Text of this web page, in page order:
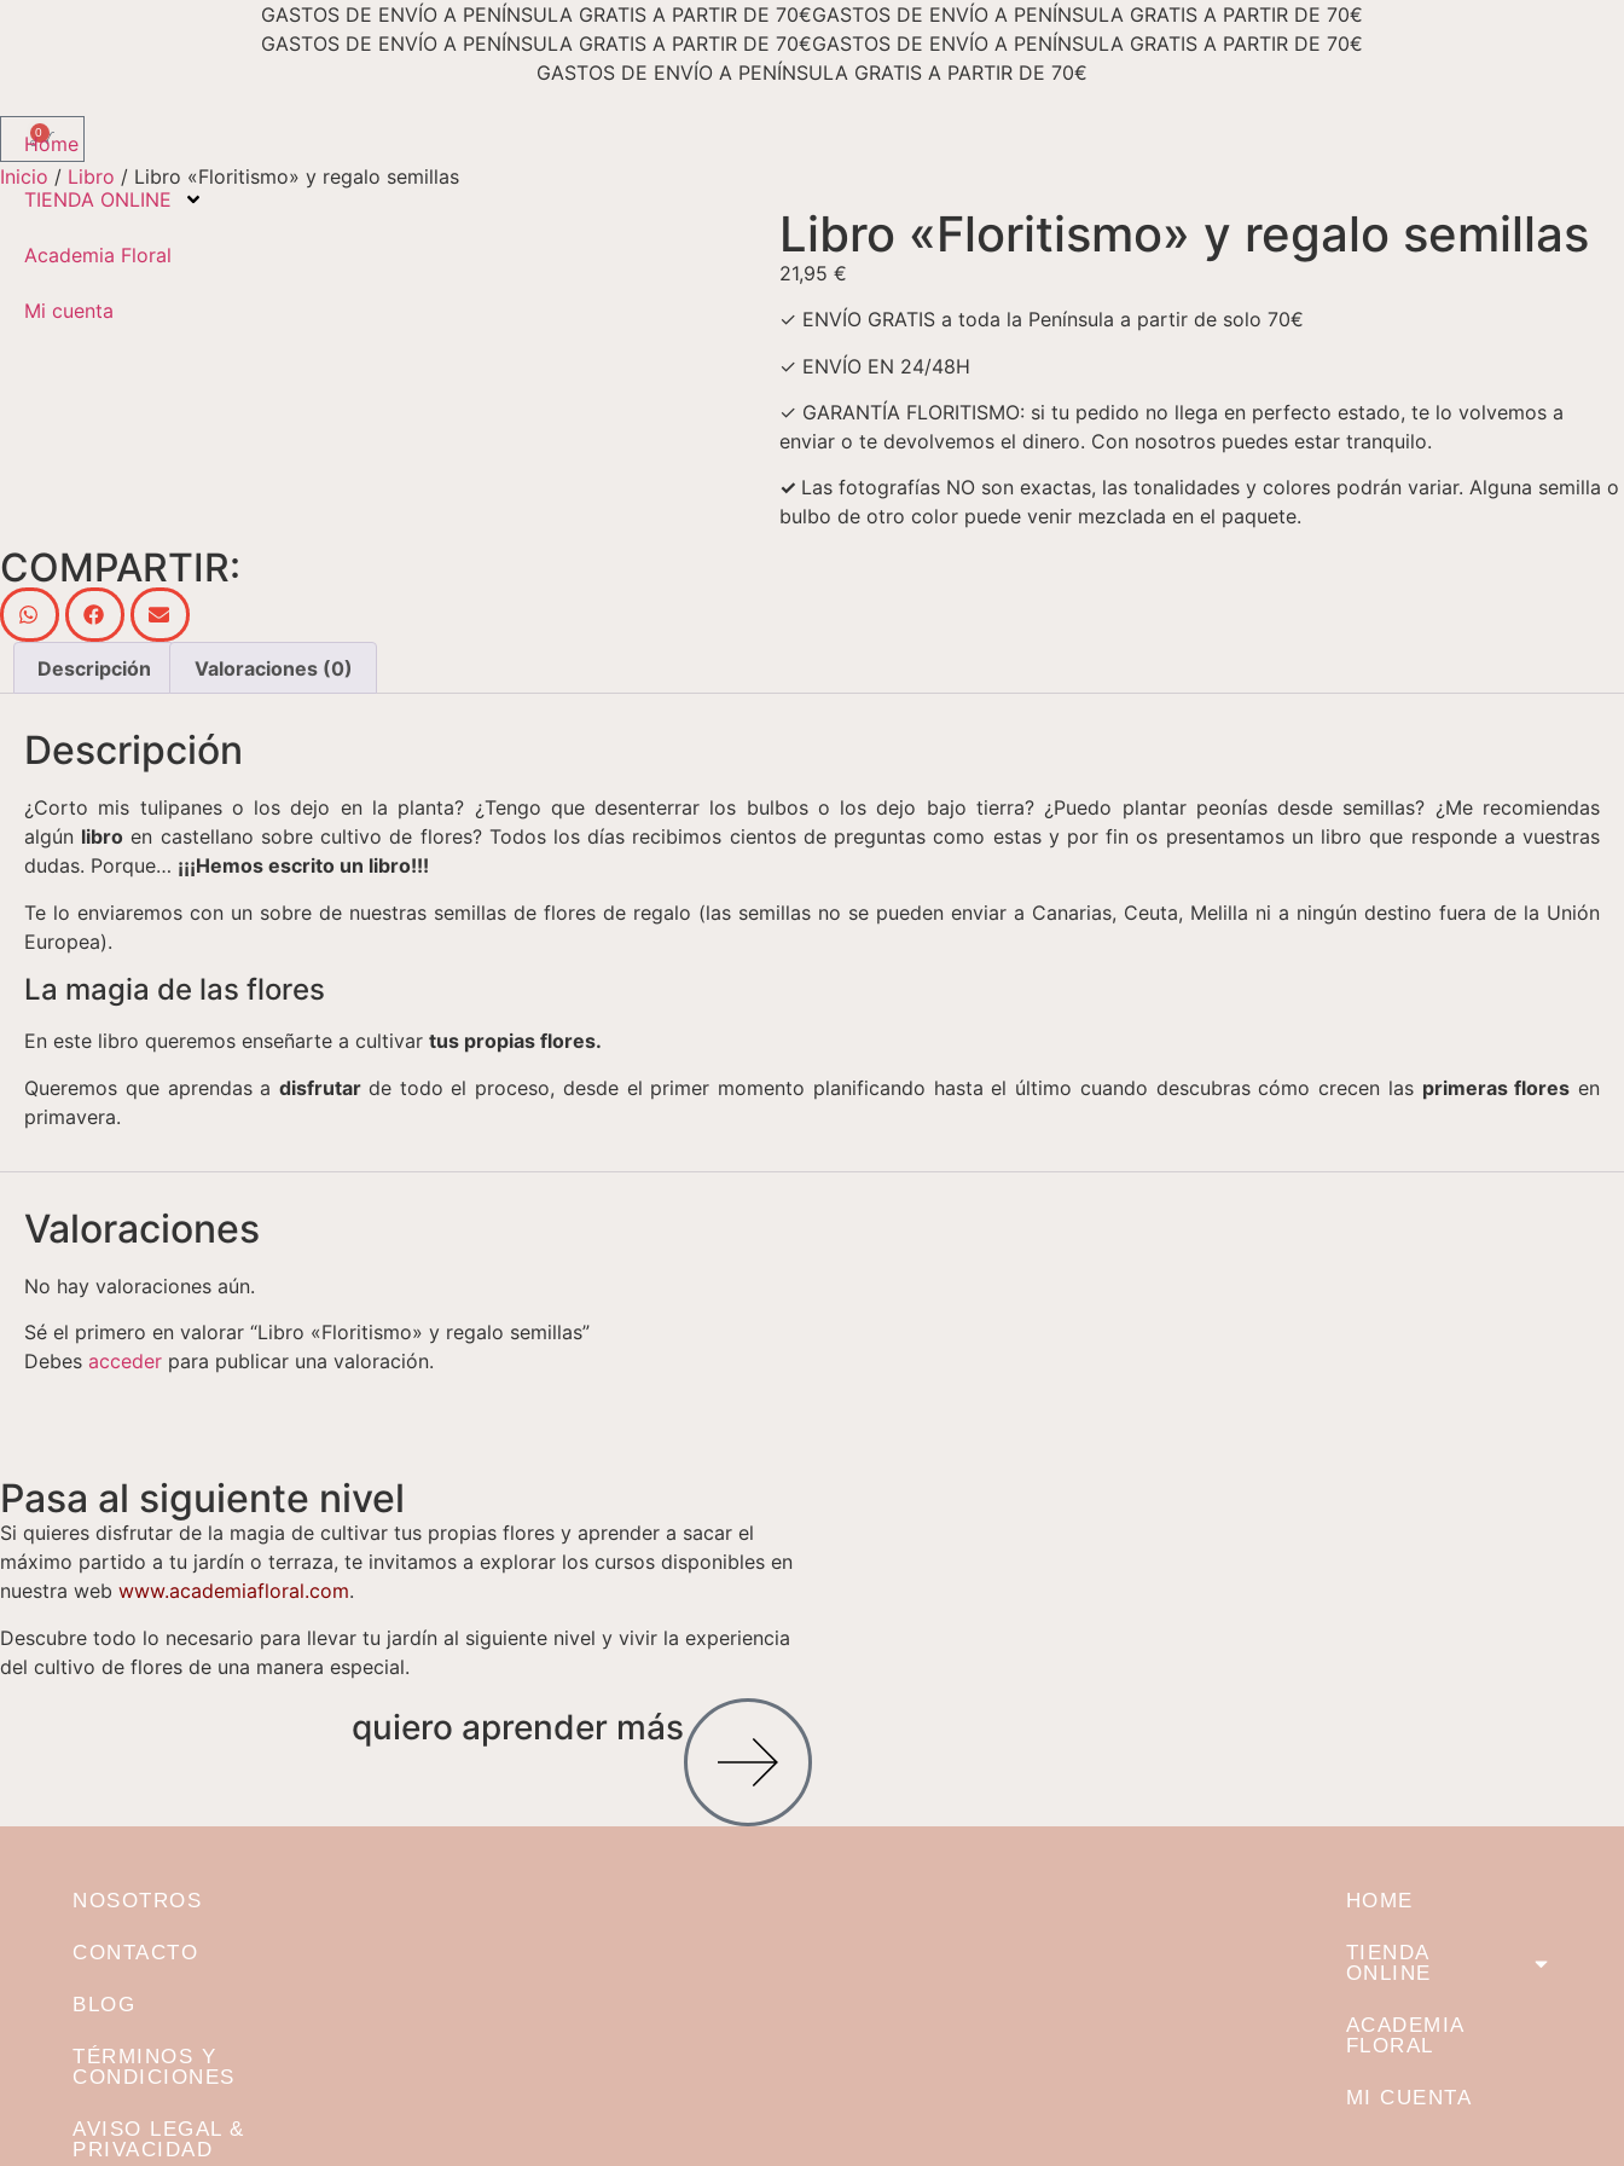
GASTOS DE ENVÍO A PENÍNSULA GRATIS A PARTIR DE 70€GASTOS DE ENVÍO A PENÍNSULA GRATIS A PARTIR DE 70€
GASTOS DE ENVÍO A PENÍNSULA GRATIS A PARTIR DE 70€GASTOS DE ENVÍO A PENÍNSULA GRATIS A PARTIR DE 70€
GASTOS DE ENVÍO A PENÍNSULA GRATIS A PARTIR DE 70€
Home
TIENDA ONLINE
Academia Floral
Mi cuenta
0
Inicio / Libro / Libro «Floritismo» y regalo semillas
Libro «Floritismo» y regalo semillas
21,95€
✓ ENVÍO GRATIS a toda la Península a partir de solo 70€
✓ ENVÍO EN 24/48H
✓ GARANTÍA FLORITISMO: si tu pedido no llega en perfecto estado, te lo volvemos a
enviar o te devolvemos el dinero. Con nosotros puedes estar tranquilo.
✓ Las fotografías NO son exactas, las tonalidades y colores podrán variar. Alguna semilla o
bulbo de otro color puede venir mezclada en el paquete.
COMPARTIR:
Descripción Valoraciones (0)
Descripción
¿Corto mis tulipanes o los dejo en la planta? ¿Tengo que desenterrar los bulbos o los dejo bajo tierra? ¿Puedo plantar peonías desde semillas? ¿Me recomiendas
algún libro en castellano sobre cultivo de flores? Todos los días recibimos cientos de preguntas como estas y por fin os presentamos un libro que responde a vuestras
dudas. Porque… ¡¡¡Hemos escrito un libro!!!
Te lo enviaremos con un sobre de nuestras semillas de flores de regalo (las semillas no se pueden enviar a Canarias, Ceuta, Melilla ni a ningún destino fuera de la Unión
Europea).
La magia de las flores
En este libro queremos enseñarte a cultivar tus propias flores.
Queremos que aprendas a disfrutar de todo el proceso, desde el primer momento planificando hasta el último cuando descubras cómo crecen las primeras flores en
primavera.
Valoraciones
No hay valoraciones aún.
Sé el primero en valorar “Libro «Floritismo» y regalo semillas”
Debes acceder para publicar una valoración.
Pasa al siguiente nivel
Si quieres disfrutar de la magia de cultivar tus propias flores y aprender a sacar el
máximo partido a tu jardín o terraza, te invitamos a explorar los cursos disponibles en
nuestra web www.academiafloral.com.
Descubre todo lo necesario para llevar tu jardín al siguiente nivel y vivir la experiencia
del cultivo de flores de una manera especial.
quiero aprender más
NOSOTROS
CONTACTO
BLOG
TÉRMINOS Y
CONDICIONES
AVISO LEGAL &
PRIVACIDAD
HOME
TIENDA
ONLINE
ACADEMIA
FLORAL
MI CUENTA